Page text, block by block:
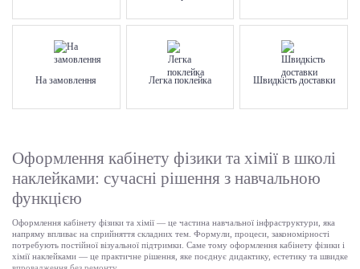
На замовлення Легка поклейка Швидкість доставки
Оформлення кабінету фізики та хімії в школі
наклейками: сучасні рішення з навчальною
функцією
Оформлення кабінету фізики та хімії — це частина навчальної інфраструктури, яка
напряму впливає на сприйняття складних тем. Формули, процеси, закономірності
потребують постійної візуальної підтримки. Саме тому оформлення кабінету фізики і
хімії наклейками — це практичне рішення, яке поєднує дидактику, естетику та швидке